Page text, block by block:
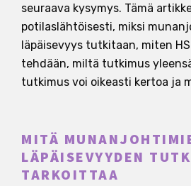
seuraava kysymys. Tämä
potilaslähtöisesti, miksi
läpäisevyys tutkitaan, miten
tehdään, miltä tutkimus
tutkimus voi oikeasti kertoa ja
MITÄ
LÄPÄISEVYYDEN
TARKOITTAA